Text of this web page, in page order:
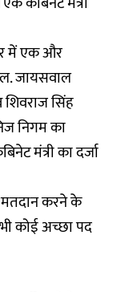
में एक और
जायसवाल
सिंह
निगम का
मंत्री का दर्जा
मतदान करने के
कोई अच्छा पद